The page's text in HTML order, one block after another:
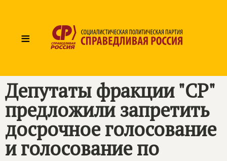
≡
Депутаты фракции "СР"
предложили запретить
досрочное голосование
и голосование по